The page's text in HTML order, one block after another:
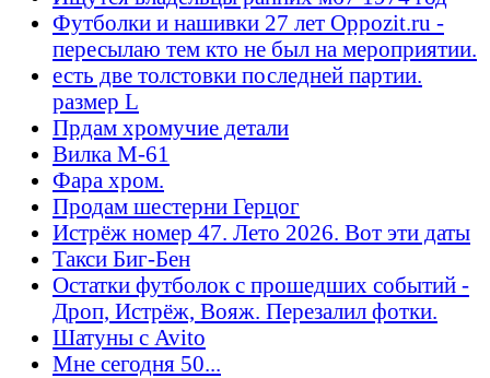
Футболки и нашивки 27 лет Oppozit.ru -
пересылаю тем кто не был на мероприятии.
есть две толстовки последней партии.
размер L
Прдам хромучие детали
Вилка М-61
Фара хром.
Продам шестерни Герцог
Истрёж номер 47. Лето 2026. Вот эти даты
Такси Биг-Бен
Остатки футболок с прошедших событий -
Дроп, Истрёж, Вояж. Перезалил фотки.
Шатуны с Avito
Мне сегодня 50...